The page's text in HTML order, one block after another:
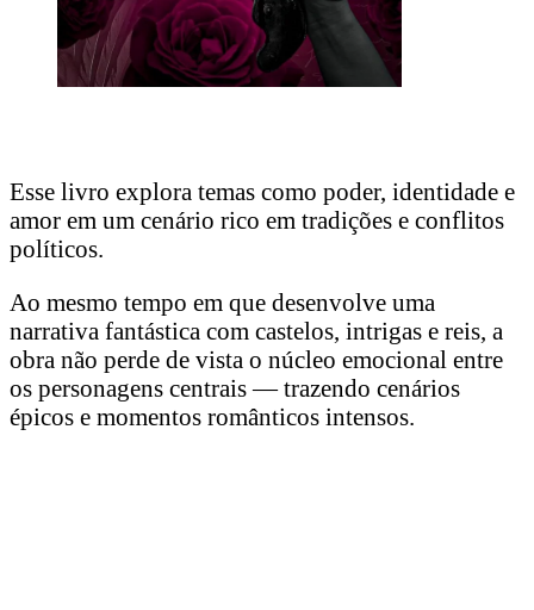
Esse livro explora temas como poder, identidade e
amor em um cenário rico em tradições e conflitos
políticos.
Ao mesmo tempo em que desenvolve uma
narrativa fantástica com castelos, intrigas e reis, a
obra não perde de vista o núcleo emocional entre
os personagens centrais — trazendo cenários
épicos e momentos românticos intensos.